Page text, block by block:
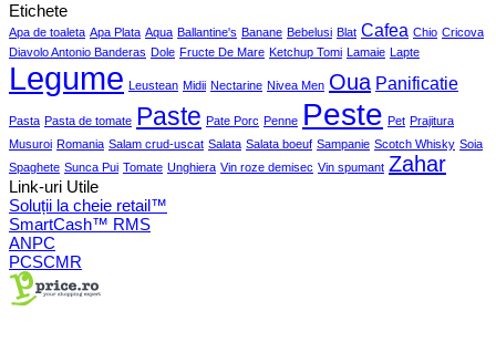
Etichete
Apa de toaleta Apa Plata Aqua Ballantine's Banane Bebelusi Blat Cafea Chio Cricova
Diavolo Antonio Banderas Dole Fructe De Mare Ketchup Tomi Lamaie Lapte
Legume Leustean Midii Nectarine Nivea Men Oua Panificatie
Pasta Pasta de tomate Paste Pate Porc Penne Peste Pet Prajitura
Musuroi Romania Salam crud-uscat Salata Salata boeuf Sampanie Scotch Whisky Soia
Spaghete Sunca Pui Tomate Unghiera Vin roze demisec Vin spumant Zahar
Link-uri Utile
Soluții la cheie retail™
SmartCash™ RMS
ANPC
PCSCMR